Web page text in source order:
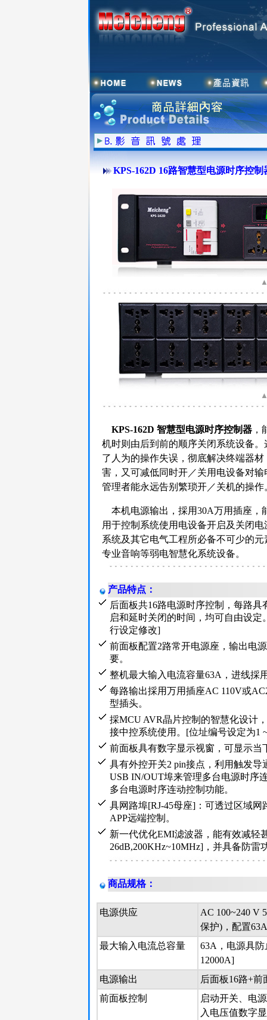
KPS-162D 16路智慧型电源时序控制
KPS-162D 智慧型电源时序控制器
机时则由后到前的顺序关闭系统设备
了人为的操作失误，彻底解决终端器
害，又可减低同时开／关用电设备对
管理者能永远告别繁琐开／关机的操作
本机电源输出，採用30A万用插座，
用于控制系统使用电设备开启及关闭
系统及其它电气工程所必备不可少的
专业音响等弱电智慧化系统设备。
产品特点：
后面板共16路电源时序控制，每路
启和延时关闭的时间，均可自由设
行设定修改]
前面板配置2路常开电源座，输出电
要。
整机最大输入电流容量63A，进线採
每路输出採用万用插座AC 110V或
型插头。
採MCU AVR晶片控制的智慧化设计
接中控系统使用。[位址编号设定为1
前面板具有数字显示视窗，可显示当
具有外控开关2 pin接点，利用触发
USB IN/OUT埠来管理多台电源时序
多台电源时序连动控制功能。
具网路埠[RJ-45母座]：可透过区域
APP远端控制。
新一代优化EMI滤波器，能有效减轻
26dB,200KHz~10MHz]，并具备防雷
商品规格：
电源供应
AC 100~240 V
保护)，配置
最大输入电流总容量
63A，电源具
12000A]
电源输出
后面板16路+
前面板控制
启动开关、电
入电压值数字